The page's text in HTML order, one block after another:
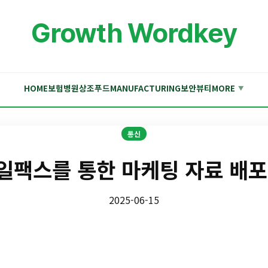
Growth Wordkey
HOME보험병원상조푸드MANUFACTURING보안뷰티MORE ▼
통신
팩스를 통한 마케팅 자료 배
2025-06-15